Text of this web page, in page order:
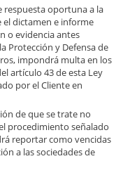
respuesta oportuna a la
el dictamen e informe
o evidencia antes
Protección y Defensa de
impondrá multa en los
artículo 43 de esta Ley
por el Cliente en
de que se trate no
procedimiento señalado
reportar como vencidas
a las sociedades de